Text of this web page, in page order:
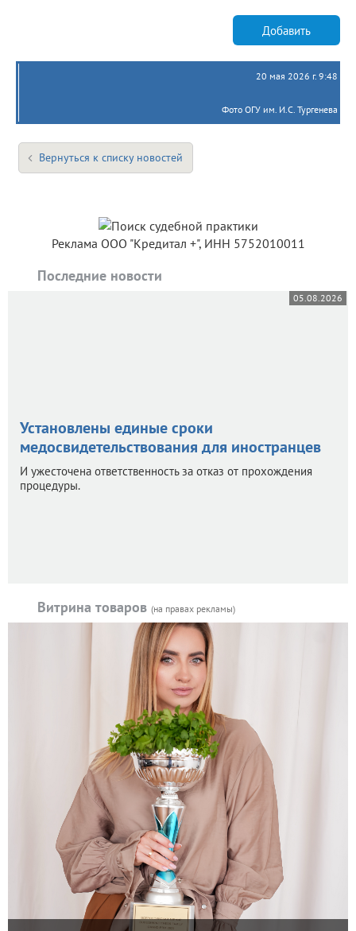
Добавить
20 мая 2026 г. 9:48
Фото ОГУ им. И.С. Тургенева
Вернуться к списку новостей
Реклама ООО "Кредитал +", ИНН 5752010011
Последние новости
05.08.2026
Установлены единые сроки
медосвидетельствования для иностранцев
И ужесточена ответственность за отказ от прохождения
процедуры.
Витрина товаров (на правах рекламы)